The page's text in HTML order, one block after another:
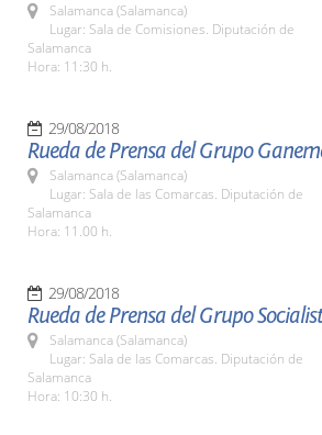
Salamanca (Salamanca)
Lugar: Sala de Comisiones. Diputación de
Salamanca
Hora: 11:30 h.
29/08/2018
Rueda de Prensa del Grupo
Salamanca (Salamanca)
Lugar: Sala de las Comarcas. Diputación de
Salamanca
Hora: 11.00 h.
29/08/2018
Rueda de Prensa del Grupo
Salamanca (Salamanca)
Lugar: Sala de las Comarcas. Diputación de
Salamanca
Hora: 10:30 h.